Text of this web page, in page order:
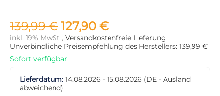
139,99 € 127,90 €
inkl. 19% MwSt , Versandkostenfreie Lieferung
Unverbindliche Preisempfehlung des Herstellers: 139,99 €
Sofort verfügbar
Lieferdatum: 14.08.2026 - 15.08.2026 (DE - Ausland
abweichend)